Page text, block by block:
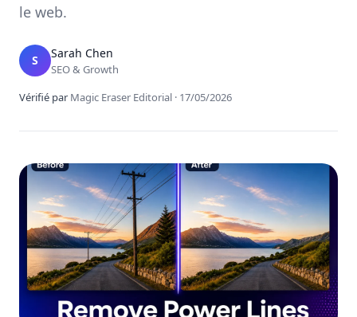
le web.
S Sarah Chen
SEO & Growth
Vérifié par Magic Eraser Editorial · 17/05/2026